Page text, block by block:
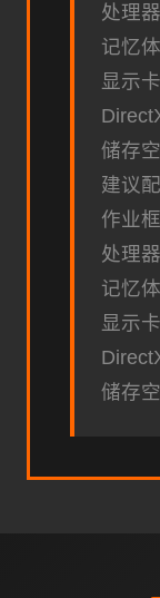
处理
记忆
显示
储存
建议
作业
处理
记忆
显示
储存